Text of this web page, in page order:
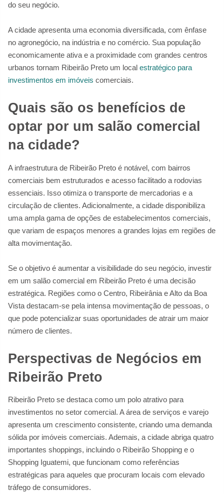
do seu negócio.
A cidade apresenta uma economia diversificada, com ênfase
no agronegócio, na indústria e no comércio. Sua população
economicamente ativa e a proximidade com grandes centros
urbanos tornam Ribeirão Preto um local estratégico para
investimentos em imóveis comerciais.
Quais são os benefícios de
optar por um salão comercial
na cidade?
A infraestrutura de Ribeirão Preto é notável, com bairros
comerciais bem estruturados e acesso facilitado a rodovias
essenciais. Isso otimiza o transporte de mercadorias e a
circulação de clientes. Adicionalmente, a cidade disponibiliza
uma ampla gama de opções de estabelecimentos comerciais,
que variam de espaços menores a grandes lojas em regiões de
alta movimentação.
Se o objetivo é aumentar a visibilidade do seu negócio, investir
em um salão comercial em Ribeirão Preto é uma decisão
estratégica. Regiões como o Centro, Ribeirânia e Alto da Boa
Vista destacam-se pela intensa movimentação de pessoas, o
que pode potencializar suas oportunidades de atrair um maior
número de clientes.
Perspectivas de Negócios em
Ribeirão Preto
Ribeirão Preto se destaca como um polo atrativo para
investimentos no setor comercial. A área de serviços e varejo
apresenta um crescimento consistente, criando uma demanda
sólida por imóveis comerciais. Ademais, a cidade abriga quatro
importantes shoppings, incluindo o Ribeirão Shopping e o
Shopping Iguatemi, que funcionam como referências
estratégicas para aqueles que procuram locais com elevado
tráfego de consumidores.